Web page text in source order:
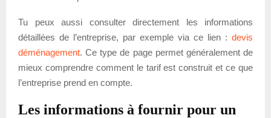
Tu peux aussi consulter directement les informations
détaillées de l’entreprise, par exemple via ce lien : devis
déménagement. Ce type de page permet généralement de
mieux comprendre comment le tarif est construit et ce que
l’entreprise prend en compte.
Les informations à fournir pour un